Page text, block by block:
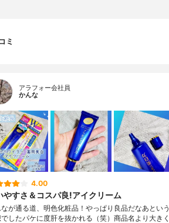
ミ
アラフォー会社員
かんな
4.00
やすさ＆コスパ良!アイクリーム
が通る道、明色化粧品！やっぱり良品だなあという
したパケに度肝を抜かれる（笑）商品名より大きく